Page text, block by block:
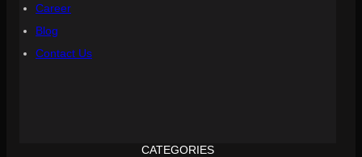
Career
Blog
Contact Us
CATEGORIES